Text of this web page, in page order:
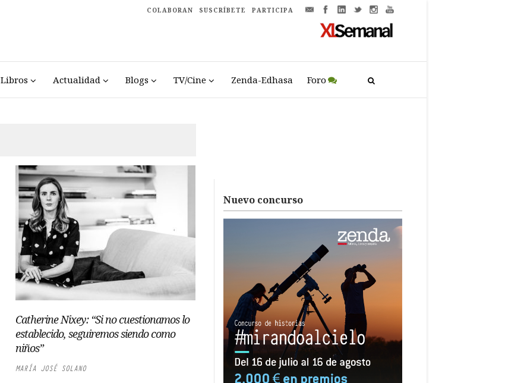
COLABORAN SUSCRÍBETE PARTICIPA
Libros Actualidad Blogs TV/Cine Zenda-Edhasa Foro
Catherine Nixey: “Si no cuestionamos lo
establecido, seguiremos siendo como
niños”
MARÍA JOSÉ SOLANO
Nuevo concurso